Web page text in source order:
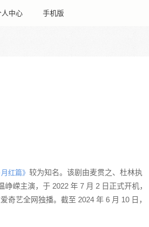
人中心 手机版
红篇》 较为知名。该剧由麦贯之、杜林执
嵘主演，于 2022 年 7 月 2 日正式开机，
奇艺全网独播。截至 2024 年 6 月 10 日，